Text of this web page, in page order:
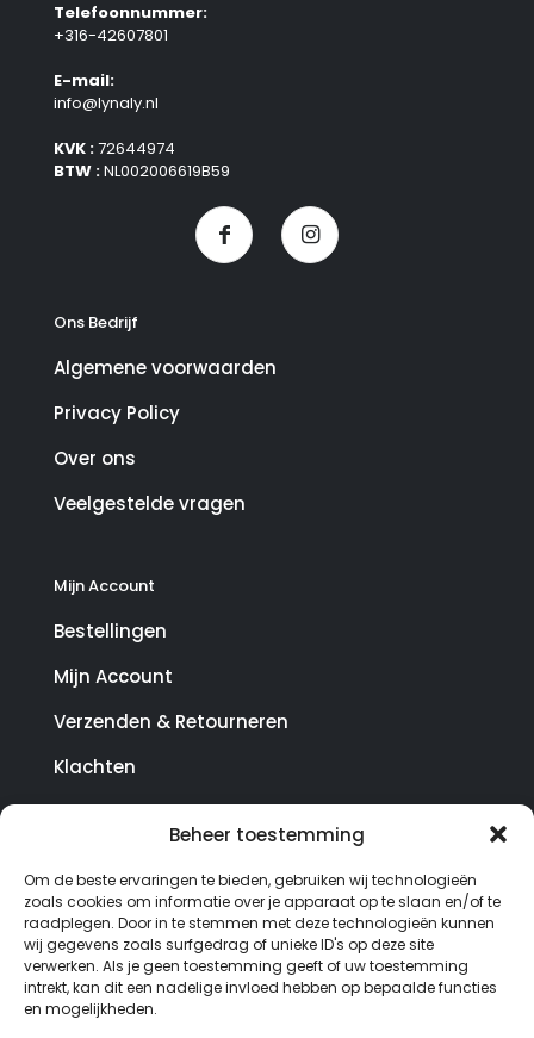
Beheer toestemming
Om de beste ervaringen te bieden, gebruiken wij technologieën
zoals cookies om informatie over je apparaat op te slaan en/of te
raadplegen. Door in te stemmen met deze technologieën kunnen
wij gegevens zoals surfgedrag of unieke ID's op deze site
verwerken. Als je geen toestemming geeft of uw toestemming
intrekt, kan dit een nadelige invloed hebben op bepaalde functies
en mogelijkheden.
Telefoonnummer:
+316-42607801
E-mail:
info@lynaly.nl
KVK :72644974
BTW :NL002006619B59
Ons Bedrijf
Algemene voorwaarden
Privacy Policy
Over ons
Veelgestelde vragen
Mijn Account
Bestellingen
Mijn Account
Verzenden & Retourneren
Klachten
© Copyright SterrenHosting 2021-2026 - In opdracht
van Lynaly.nl